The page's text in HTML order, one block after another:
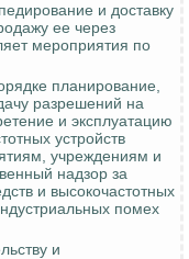
и доставку
ее через
мероприятия по
планирование,
разрешений на
и эксплуатацию
устройств
учреждениям и
надзор за
и высокочастотных
помех
и